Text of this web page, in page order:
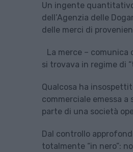
Un ingente
dell’Agenzia delle
delle merci di
La merce – comunica
si trovava in regime di
Qualcosa ha
commerciale emessa
parte di una società
Dal controllo
totalmente “in nero”: